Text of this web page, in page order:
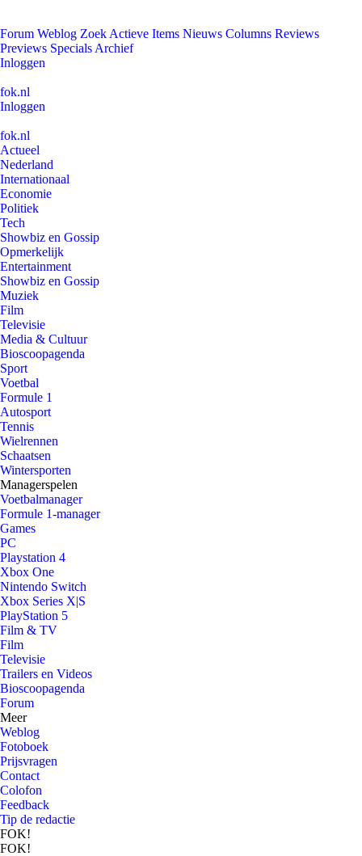
Forum Weblog Zoek Actieve Items Nieuws Columns Reviews
Previews Specials Archief
Inloggen
fok.nl
Inloggen
fok.nl
Actueel
Nederland
Internationaal
Economie
Politiek
Tech
Showbiz en Gossip
Opmerkelijk
Entertainment
Showbiz en Gossip
Muziek
Film
Televisie
Media & Cultuur
Bioscoopagenda
Sport
Voetbal
Formule 1
Autosport
Tennis
Wielrennen
Schaatsen
Wintersporten
Managerspelen
Voetbalmanager
Formule 1-manager
Games
PC
Playstation 4
Xbox One
Nintendo Switch
Xbox Series X|S
PlayStation 5
Film & TV
Film
Televisie
Trailers en Videos
Bioscoopagenda
Forum
Meer
Weblog
Fotoboek
Prijsvragen
Contact
Colofon
Feedback
Tip de redactie
FOK!
FOK!